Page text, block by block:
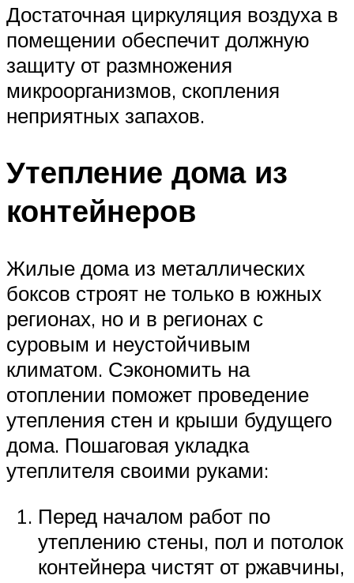
Достаточная циркуляция воздуха в
помещении обеспечит должную
защиту от размножения
микроорганизмов, скопления
неприятных запахов.
Утепление дома из
контейнеров
Жилые дома из металлических
боксов строят не только в южных
регионах, но и в регионах с
суровым и неустойчивым
климатом. Сэкономить на
отоплении поможет проведение
утепления стен и крыши будущего
дома. Пошаговая укладка
утеплителя своими руками:
Перед началом работ по
утеплению стены, пол и потолок
контейнера чистят от ржавчины,